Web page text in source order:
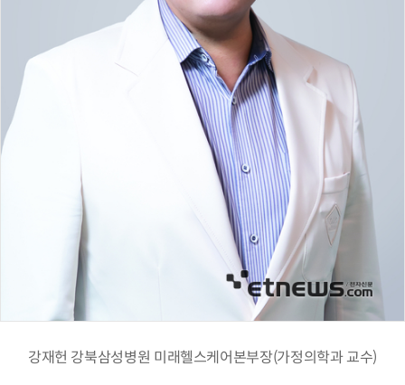
강재헌 강북삼성병원 미래헬스케어본부장(가정의학과 교수)